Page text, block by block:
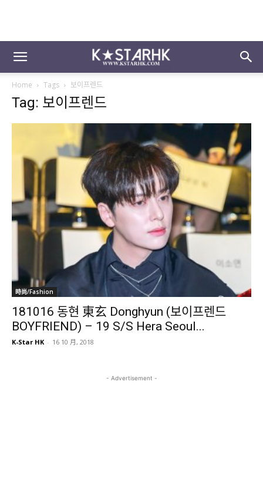
Home Tags 보이프렌드
Tag: 보이프렌드
時尚/Fashion
181016 동현 東玄 Donghyun (보이프렌드
BOYFRIEND) – 19 S/S Hera Seoul...
K-Star HK - 16 10 月, 2018
- Advertisement -